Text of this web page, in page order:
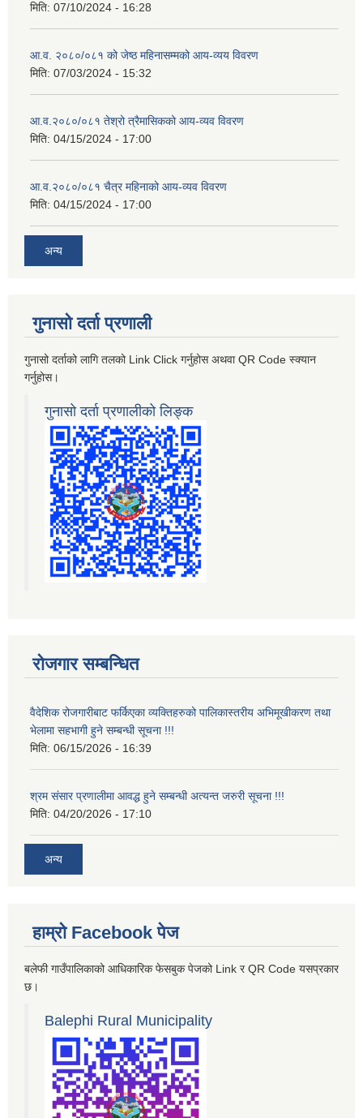
मिति: 07/10/2024 - 16:28
आ.व. २०८०/०८१ को जेष्ठ महिनासम्मको आय-व्यय विवरण
मिति: 07/03/2024 - 15:32
आ.व.२०८०/०८१ तेश्रो त्रैमासिकको आय-व्यव विवरण
मिति: 04/15/2024 - 17:00
आ.व.२०८०/०८१ चैत्र महिनाको आय-व्यव विवरण
मिति: 04/15/2024 - 17:00
अन्य
गुनासो दर्ता प्रणाली
गुनासो दर्ताको लागि तलको Link Click गर्नुहोस अथवा QR Code स्क्यान
गर्नुहोस।
गुनासो दर्ता प्रणालीको लिङ्क
रोजगार सम्बन्धित
वैदेशिक रोजगारीबाट फर्किएका व्यक्तिहरुको पालिकास्तरीय अभिमूखीकरण तथा
भेलामा सहभागी हुने सम्बन्धी सूचना !!!
मिति: 06/15/2026 - 16:39
श्रम संसार प्रणालीमा आवद्ध हुने सम्बन्धी अत्यन्त जरुरी सूचना !!!
मिति: 04/20/2026 - 17:10
अन्य
हाम्रो Facebook पेज
बलेफी गाउँपालिकाको आधिकारिक फेसबुक पेजको Link र QR Code यसप्रकार
छ।
Balephi Rural Municipality